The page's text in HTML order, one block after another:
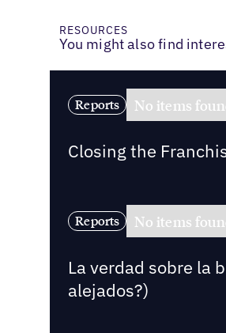
RESOURCES
You might also find
Reports No items
Closing the
Reports No items
La verdad sobre la
alejados?)